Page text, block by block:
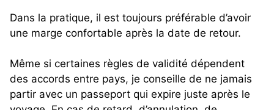
Dans la pratique, il est toujours préférable d’avoir
une marge confortable après la date de retour.
Même si certaines règles de validité dépendent
des accords entre pays, je conseille de ne jamais
partir avec un passeport qui expire juste après le